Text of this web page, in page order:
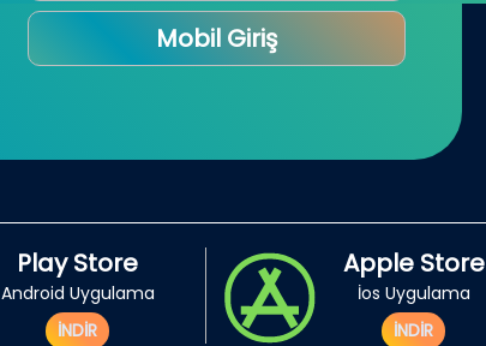
Mobil Giriş
Play Store
Android Uygulama
İNDİR
Apple Store
İos Uygulama
İNDİR